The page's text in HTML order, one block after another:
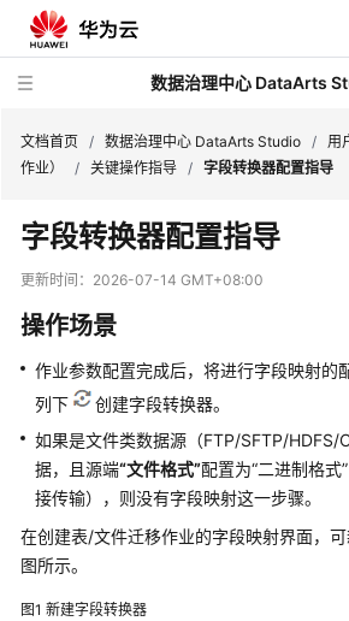
数据治理中心 DataArts
最
新
动
务
公
告
产
品
介
绍
文档首页 / 数据治理中心 DataArts Studio / 用
作业）
/ 关键操作指导 / 字段转换器配置指导
字段转换器配置指导
更新时间： 2026-07-14 GMT+08:00
操作场景
作业参数配置完成后，将进行字段映射的
列下
创建字段转换器。
如果是文件类数据源（FTP/SFTP/HDFS/
据，且源端“文件格式”配置为“二进制格式”
接传输），则没有字段映射这一步骤。
在创建表/文件迁移作业的字段映射界面，
图所示。
图1 新建字段转换器